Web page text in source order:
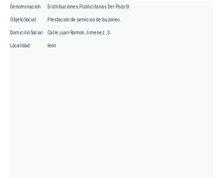
Denominación Distribuciones Publicitarias Del Pozo Sl
Objeto Social Prestación de servicios de buzoneo.
Domicilio Social Calle juan Ramon Jimenez , 3
Localidad leon